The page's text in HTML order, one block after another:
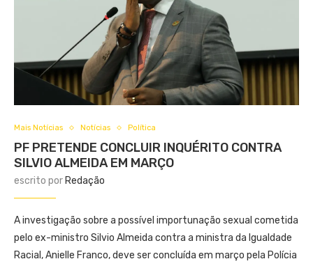
Mais Notícias Notícias Política
PF PRETENDE CONCLUIR INQUÉRITO CONTRA
SILVIO ALMEIDA EM MARÇO
escrito por Redação
A investigação sobre a possível importunação sexual cometida
pelo ex-ministro Silvio Almeida contra a ministra da Igualdade
Racial, Anielle Franco, deve ser concluída em março pela Polícia